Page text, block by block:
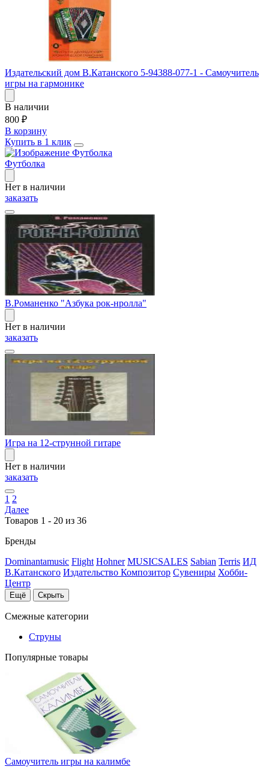
Издательский дом В.Катанского 5-94388-077-1 - Самоучитель
игры на гармонике
В наличии
800 ₽
В корзину
Купить в 1 клик
Футболка
Нет в наличии
заказать
В.Романенко "Азбука рок-нролла"
Нет в наличии
заказать
Игра на 12-струнной гитаре
Нет в наличии
заказать
1 2
Далее
Товаров 1 - 20 из 36
Бренды
Dominantamusic Flight Hohner MUSICSALES Sabian Terris ИД
В.Катанского Издательство Композитор Сувениры Хобби-
Центр
Ещё Скрыть
Смежные категории
Струны
Популярные товары
Самоучитель игры на калимбе